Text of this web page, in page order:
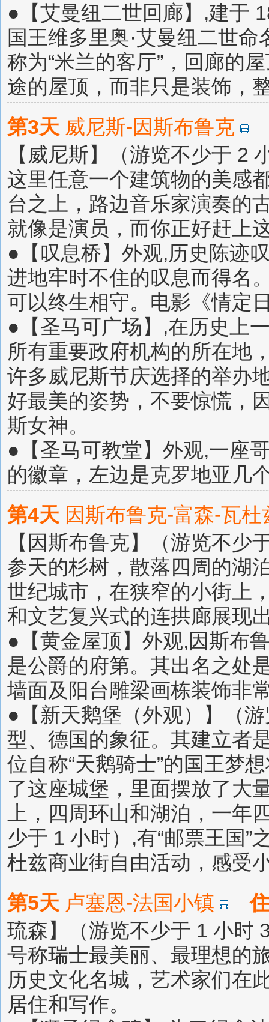
●【艾曼纽二世回廊】,建于
国王维多里奥·艾曼纽二世
称为“米兰的客厅”，回廊的
途的屋顶，而非只是装饰，
第3天 威尼斯-因斯布鲁克
【威尼斯】（游览不少于 2
这里任意一个建筑物的美感
台之上，路边音乐家演奏的
就像是演员，而你正好赶上
●【叹息桥】外观,历史陈迹
进地牢时不住的叹息而得名
可以终生相守。电影《情定
●【圣马可广场】,在历史上
所有重要政府机构的所在地
许多威尼斯节庆选择的举办
好最美的姿势，不要惊慌，
斯女神。
●【圣马可教堂】外观,一座
的徽章，左边是克罗地亚几
第4天 因斯布鲁克-富森-瓦
【因斯布鲁克】（游览不少
参天的杉树，散落四周的湖
世纪城市，在狭窄的小街上
和文艺复兴式的连拱廊展现
●【黄金屋顶】外观,因斯布
是公爵的府第。其出名之处
墙面及阳台雕梁画栋装饰非
●【新天鹅堡（外观）】（
型、德国的象征。其建立
位自称“天鹅骑士”的国王梦
了这座城堡，里面摆放了大
上，四周环山和湖泊，一
少于 1 小时）,有“邮票王国
杜兹商业街自由活动，感受
第5天 卢塞恩-法国小镇
琉森】（游览不少于 1 小时
号称瑞士最美丽、最理想的
历史文化名城，艺术家们在
居住和写作。